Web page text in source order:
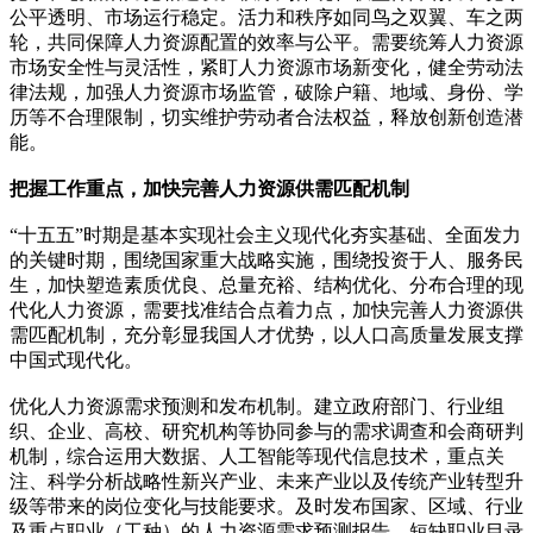
公平透明、市场运行稳定。活力和秩序如同鸟之双翼、车之两
轮，共同保障人力资源配置的效率与公平。需要统筹人力资源
市场安全性与灵活性，紧盯人力资源市场新变化，健全劳动法
律法规，加强人力资源市场监管，破除户籍、地域、身份、学
历等不合理限制，切实维护劳动者合法权益，释放创新创造潜
能。
把握工作重点，加快完善人力资源供需匹配机制
“十五五”时期是基本实现社会主义现代化夯实基础、全面发力
的关键时期，围绕国家重大战略实施，围绕投资于人、服务民
生，加快塑造素质优良、总量充裕、结构优化、分布合理的现
代化人力资源，需要找准结合点着力点，加快完善人力资源供
需匹配机制，充分彰显我国人才优势，以人口高质量发展支撑
中国式现代化。
优化人力资源需求预测和发布机制。建立政府部门、行业组
织、企业、高校、研究机构等协同参与的需求调查和会商研判
机制，综合运用大数据、人工智能等现代信息技术，重点关
注、科学分析战略性新兴产业、未来产业以及传统产业转型升
级等带来的岗位变化与技能要求。及时发布国家、区域、行业